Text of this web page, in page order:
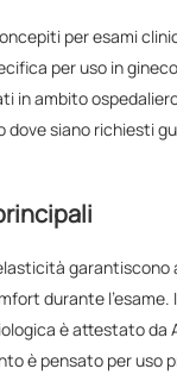
per esami
per uso in
in ambito
dove siano richiesti
durante l'esame.
è attestato da
è pensato per uso